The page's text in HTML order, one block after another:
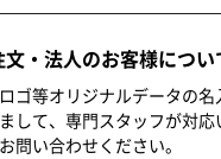
をあつめた、食するよろこ
、DEAN & DELUCAのギフ
#娘 #息子 #姉 #
#彼女 #同僚男性 #同僚女性
・法人のお客様につい
ゴ等オリジナルデータの名
して、専門スタッフが対応
問い合わせください。